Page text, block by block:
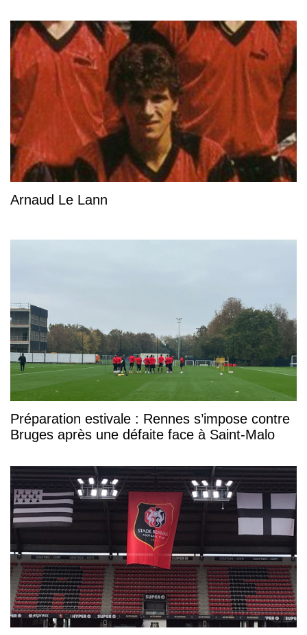
Arnaud Le Lann
Préparation estivale : Rennes s’impose contre
Bruges après une défaite face à Saint-Malo